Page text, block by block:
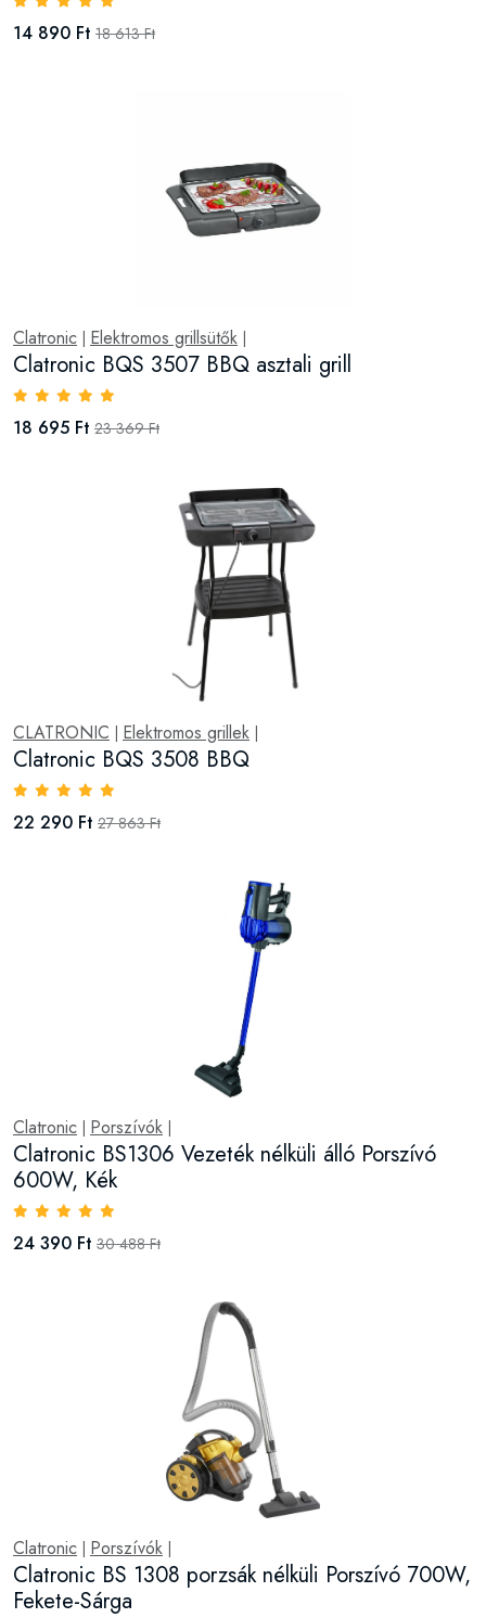
14 890 Ft 18 613 Ft
Clatronic Elektromos grillsütők
Clatronic BQS 3507 BBQ asztali grill
18 695 Ft 23 369 Ft
CLATRONIC Elektromos grillek
Clatronic BQS 3508 BBQ
22 290 Ft 27 863 Ft
Clatronic Porszívók
Clatronic BS1306 Vezeték nélküli álló Porszívó
600W, Kék
24 390 Ft 30 488 Ft
Clatronic Porszívók
Clatronic BS 1308 porzsák nélküli Porszívó 700W,
Fekete-Sárga